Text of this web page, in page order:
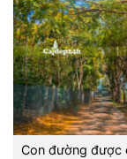
Con đường được